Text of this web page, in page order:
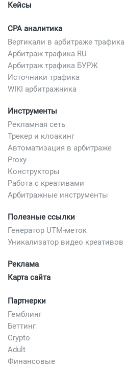
Кейсы
CPA аналитика
Вертикали в арбитраже трафика
Арбитраж трафика RU
Арбитраж трафика БУРЖ
Источники трафика
WIKI арбитражника
Инструменты
Рекламная сеть
Трекер и клоакинг
Автоматизация в арбитраже
Proxy
Конструкторы
Работа с креативами
Арбитражные инструменты
Полезные ссылки
Генератор UTM-меток
Уникализатор видео креативов
Реклама
Карта сайта
Партнерки
Гемблинг
Беттинг
Crypto
Adult
Финансовые